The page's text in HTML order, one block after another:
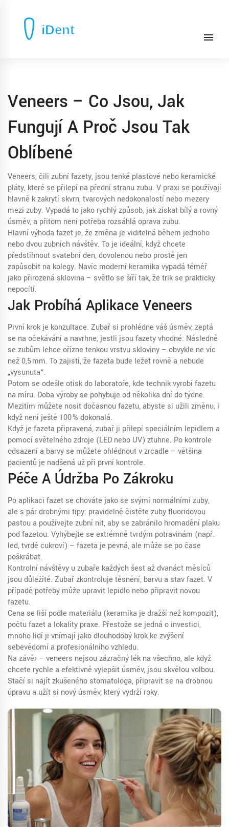
Veneers – Co Jsou, Jak
Fungují A Proč Jsou Tak
Oblíbené
Veneers, čili zubní fazety, jsou tenké plastové nebo keramické
pláty, které se přilepí na přední stranu zubu. V praxi se používají
hlavně k zakrytí skvrn, tvarových nedokonalostí nebo mezery
mezi zuby. Vypadá to jako rychlý způsob, jak získat bílý a rovný
úsměv, a přitom není potřeba rozsáhlá oprava zubu.
Hlavní výhoda fazet je, že změna je viditelná během jednoho
nebo dvou zubních návštěv. To je ideální, když chcete
předstihnout svatební den, dovolenou nebo prostě jen
zapůsobit na kolegy. Navíc moderní keramika vypadá téměř
jako přirozená sklovina – světlo se šíří tak, že trik se prakticky
nepocítí.
Jak Probíhá Aplikace Veneers
První krok je konzultace. Zubař si prohlédne váš úsměv, zeptá
se na očekávání a navrhne, jestli jsou fazety vhodné. Následně
se zubům lehce ořízne tenkou vrstvu skloviny – obvykle ne víc
než 0,5 mm. To zajistí, že fazeta bude ležet rovně a nebude
„vysunuta“.
Potom se odešle otisk do laboratoře, kde technik vyrobí fazetu
na míru. Doba výroby se pohybuje od několika dní do týdne.
Mezitím můžete nosit dočasnou fazetu, abyste si užili změnu, i
když není ještě 100 % dokonalá.
Když je fazeta připravená, zubař ji přilepí speciálním lepidlem a
pomocí světelného zdroje (LED nebo UV) ztuhne. Po kontrole
odsazení a barvy se můžete ohlédnout v zrcadle – většina
pacientů je nadšená už při první kontrole.
Péče A Údržba Po Zákroku
Po aplikaci fazet se chováte jako se svými normálními zuby,
ale s pár drobnými tipy: pravidelně čistěte zuby fluoridovou
pastou a používejte zubní nit, aby se zabránilo hromadění plaku
pod fazetou. Vyhýbejte se extrémně tvrdým potravinám (např.
led, tvrdé cukroví) – fazeta je pevná, ale může se po čase
poškrábat.
Kontrolní návštěvy u zubaře každých šest až dvanáct měsíců
jsou důležité. Zubař zkontroluje těsnění, barvu a stav fazet. V
případě potřeby může upravit lepidlo nebo připravit novou
fazetu.
Cena se liší podle materiálu (keramika je dražší než kompozit),
počtu fazet a lokality praxe. Přestože se jedná o investici,
mnoho lidí ji vnímají jako dlouhodobý krok ke zvýšení
sebevědomí a profesionálního vzhledu.
Na závěr – veneers nejsou zázračný lék na všechno, ale když
chcete rychle a efektivně vylepšit úsměv, jsou skvělou volbou.
Stačí si najít zkušeného stomatologa, připravit se na drobnou
úpravu a užít si nový úsměv, který vydrží roky.